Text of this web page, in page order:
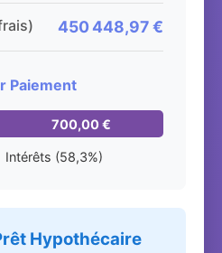
450 448,97 €
Paiement
700,00 €
Intérêts (58,3%)
Hypothécaire